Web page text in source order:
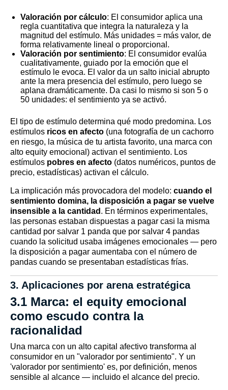
Valoración por cálculo: El consumidor aplica una
regla cuantitativa que integra la naturaleza y la
magnitud del estímulo. Más unidades = más valor, de
forma relativamente lineal o proporcional.
Valoración por sentimiento: El consumidor evalúa
cualitativamente, guiado por la emoción que el
estímulo le evoca. El valor da un salto inicial abrupto
ante la mera presencia del estímulo, pero luego se
aplana dramáticamente. Da casi lo mismo si son 5 o
50 unidades: el sentimiento ya se activó.
El tipo de estímulo determina qué modo predomina. Los
estímulos ricos en afecto (una fotografía de un cachorro
en riesgo, la música de tu artista favorito, una marca con
alto equity emocional) activan el sentimiento. Los
estímulos pobres en afecto (datos numéricos, puntos de
precio, estadísticas) activan el cálculo.
La implicación más provocadora del modelo: cuando el
sentimiento domina, la disposición a pagar se vuelve
insensible a la cantidad . En términos experimentales,
las personas estaban dispuestas a pagar casi la misma
cantidad por salvar 1 panda que por salvar 4 pandas
cuando la solicitud usaba imágenes emocionales — pero
la disposición a pagar aumentaba con el número de
pandas cuando se presentaban estadísticas frías.
3. Aplicaciones por arena estratégica
3.1 Marca: el equity emocional
como escudo contra la
racionalidad
Una marca con un alto capital afectivo transforma al
consumidor en un "valorador por sentimiento". Y un
'valorador por sentimiento' es, por definición, menos
sensible al alcance — incluido el alcance del precio.